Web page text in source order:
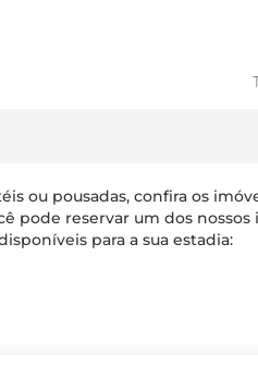
ou pousadas, confira os
pode reservar um dos
para a sua estadia: